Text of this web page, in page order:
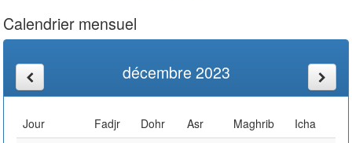
Calendrier mensuel
décembre 2023
Jour Fadjr Dohr Asr Maghrib
Icha